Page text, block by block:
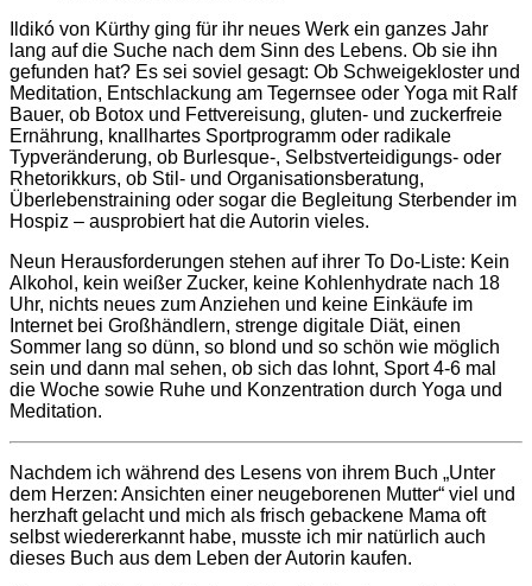
Ildikó von Kürthy ging für ihr neues Werk ein ganzes Jahr
lang auf die Suche nach dem Sinn des Lebens. Ob sie ihn
gefunden hat? Es sei soviel gesagt: Ob Schweigekloster und
Meditation, Entschlackung am Tegernsee oder Yoga mit Ralf
Bauer, ob Botox und Fettvereisung, gluten- und zuckerfreie
Ernährung, knallhartes Sportprogramm oder radikale
Typveränderung, ob Burlesque-, Selbstverteidigungs- oder
Rhetorikkurs, ob Stil- und Organisationsberatung,
Überlebenstraining oder sogar die Begleitung Sterbender im
Hospiz – ausprobiert hat die Autorin vieles.
Neun Herausforderungen stehen auf ihrer To Do-Liste: Kein
Alkohol, kein weißer Zucker, keine Kohlenhydrate nach 18
Uhr, nichts neues zum Anziehen und keine Einkäufe im
Internet bei Großhändlern, strenge digitale Diät, einen
Sommer lang so dünn, so blond und so schön wie möglich
sein und dann mal sehen, ob sich das lohnt, Sport 4-6 mal
die Woche sowie Ruhe und Konzentration durch Yoga und
Meditation.
Nachdem ich während des Lesens von ihrem Buch „Unter
dem Herzen: Ansichten einer neugeborenen Mutter“ viel und
herzhaft gelacht und mich als frisch gebackene Mama oft
selbst wiedererkannt habe, musste ich mir natürlich auch
dieses Buch aus dem Leben der Autorin kaufen.